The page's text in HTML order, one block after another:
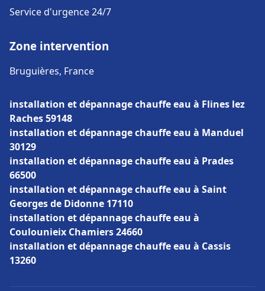
Service d'urgence 24/7
Zone intervention
Bruguières, France
installation et dépannage chauffe eau à Flines lez
Raches 59148
installation et dépannage chauffe eau à Manduel
30129
installation et dépannage chauffe eau à Prades
66500
installation et dépannage chauffe eau à Saint
Georges de Didonne 17110
installation et dépannage chauffe eau à
Coulounieix Chamiers 24660
installation et dépannage chauffe eau à Cassis
13260